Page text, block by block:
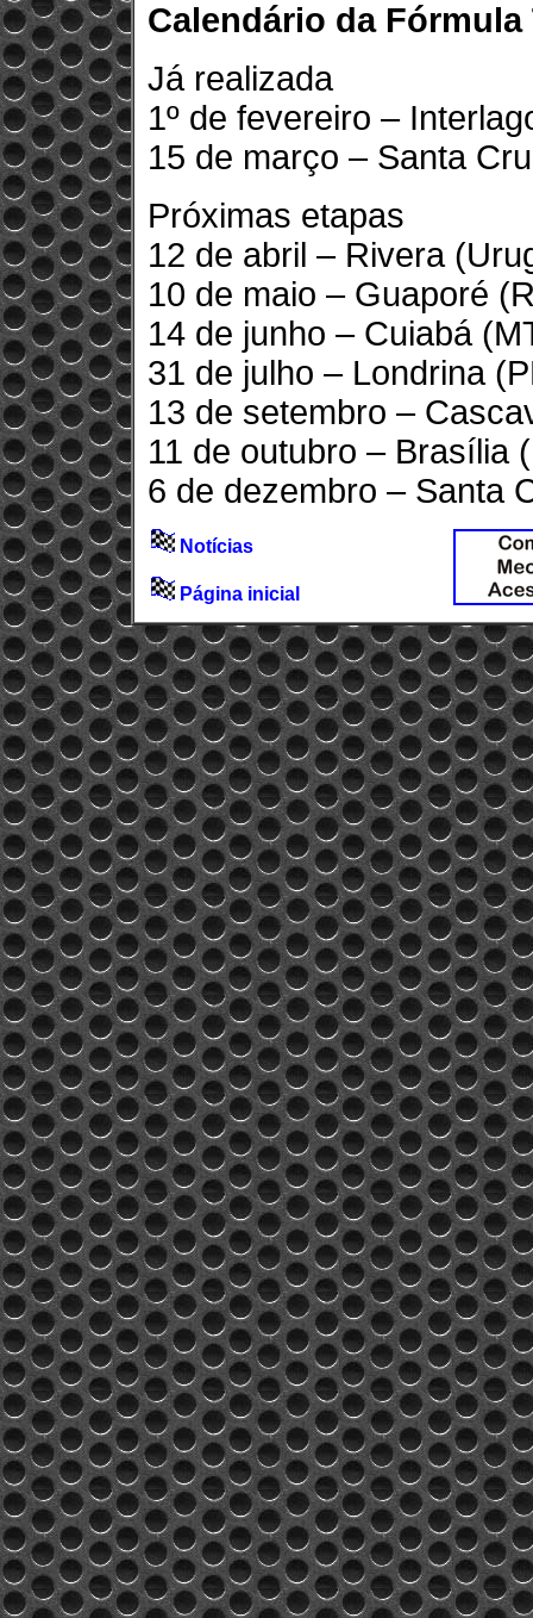
Calendário da Fórmula
Já realizada
1º de fevereiro –
15 de março – Santa
Próximas etapas
12 de abril – Rivera
10 de maio – Guaporé
14 de junho – Cuiabá
31 de julho – Londrina
13 de setembro –
11 de outubro – Brasília
6 de dezembro – Santa
Notícias
Página inicial